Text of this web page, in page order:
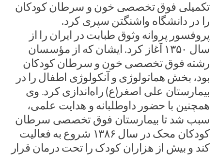
تکمیلی فوق تخصصی خون و سرطان کودکان
را در دانشگاه واشنگتن سپری کرد.
پروفسور پروانه وثوق طبابت در ایران را از
سال ۱۳۵۰ آغاز کرد. ایشان که از مؤسسان
رشته فوق تخصصی خون و سرطان کودکان
بود، بخش هماتولوژی و آنکولوژی اطفال را در
بیمارستان علی اصغر(ع) راه‌اندازی کرد. وی
همچنین با حضور داوطلبانه و هدایت علمی،
سبب شد تا بیمارستان فوق تخصصی سرطان
کودکان محک در سال ۱۳۸۶ شروع به فعالیت
کند و بیش از هزاران کودک را تحت درمان قرار